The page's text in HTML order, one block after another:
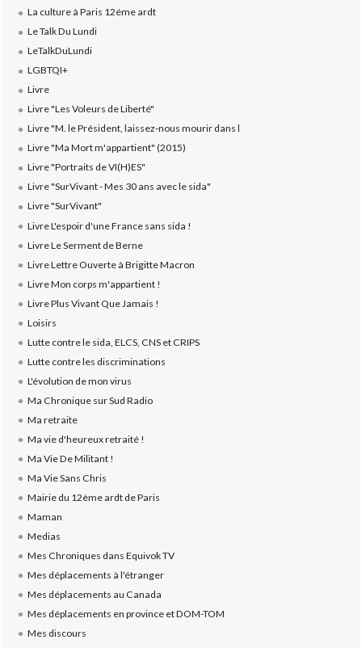
La culture à Paris 12éme ardt
Le Talk Du Lundi
LeTalkDuLundi
LGBTQI+
Livre
Livre "Les Voleurs de Liberté"
Livre "M. le Président, laissez-nous mourir dans l
Livre "Ma Mort m'appartient" (2015)
Livre "Portraits de VI(H)ES"
Livre "SurVivant - Mes 30 ans avec le sida"
Livre "SurVivant"
Livre L'espoir d'une France sans sida !
Livre Le Serment de Berne
Livre Lettre Ouverte à Brigitte Macron
Livre Mon corps m'appartient !
Livre Plus Vivant Que Jamais !
Loisirs
Lutte contre le sida, ELCS, CNS et CRIPS
Lutte contre les discriminations
L'évolution de mon virus
Ma Chronique sur Sud Radio
Ma retraite
Ma vie d'heureux retraité !
Ma Vie De Militant !
Ma Vie Sans Chris
Mairie du 12ème ardt de Paris
Maman
Medias
Mes Chroniques dans Equivok TV
Mes déplacements à l'étranger
Mes déplacements au Canada
Mes déplacements en province et DOM-TOM
Mes discours